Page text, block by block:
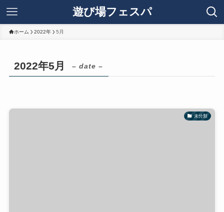
遊び場フェスパ
ホーム 2022年 5月
2022年5月 – date –
未分類